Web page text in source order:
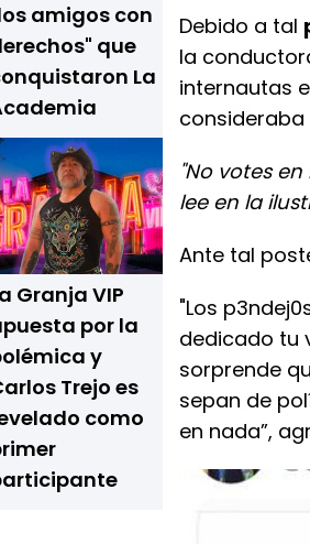
amigos con
que
La
Granja VIP
por la
y
Trejo es
como
Debido a tal
la
internautas
consideraba
"No votes
lee en la
Ante tal
"Los
dedicado tu
sorprende
sepan de
en nada”,